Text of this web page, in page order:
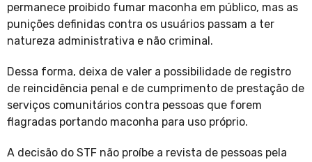
permanece proibido fumar maconha em público, mas as
punições definidas contra os usuários passam a ter
natureza administrativa e não criminal.
Dessa forma, deixa de valer a possibilidade de registro
de reincidência penal e de cumprimento de prestação de
serviços comunitários contra pessoas que forem
flagradas portando maconha para uso próprio.
A decisão do STF não proíbe a revista de pessoas pela